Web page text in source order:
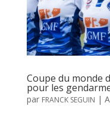
Coupe du monde
pour les
par FRANCK SEGUIN |